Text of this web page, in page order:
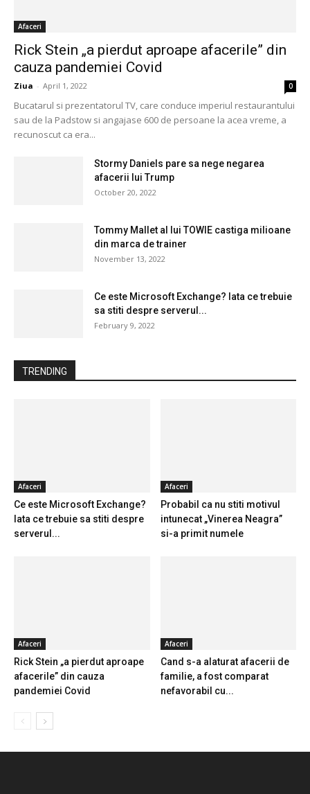
Afaceri
Rick Stein „a pierdut aproape afacerile” din
cauza pandemiei Covid
Ziua - April 1, 2022 0
Bucatarul si prezentatorul TV, care conduce imperiul restaurantului
sau de la Padstow si angajase 600 de persoane la acea vreme, a
recunoscut ca era...
Stormy Daniels pare sa nege negarea
afacerii lui Trump
October 20, 2022
Tommy Mallet al lui TOWIE castiga milioane
din marca de trainer
November 13, 2022
Ce este Microsoft Exchange? Iata ce trebuie
sa stiti despre serverul...
February 9, 2022
TRENDING
Afaceri
Ce este Microsoft Exchange?
Iata ce trebuie sa stiti despre
serverul...
Afaceri
Probabil ca nu stiti motivul
intunecat „Vinerea Neagra”
si-a primit numele
Afaceri
Rick Stein „a pierdut aproape
afacerile” din cauza
pandemiei Covid
Afaceri
Cand s-a alaturat afacerii de
familie, a fost comparat
nefavorabil cu...